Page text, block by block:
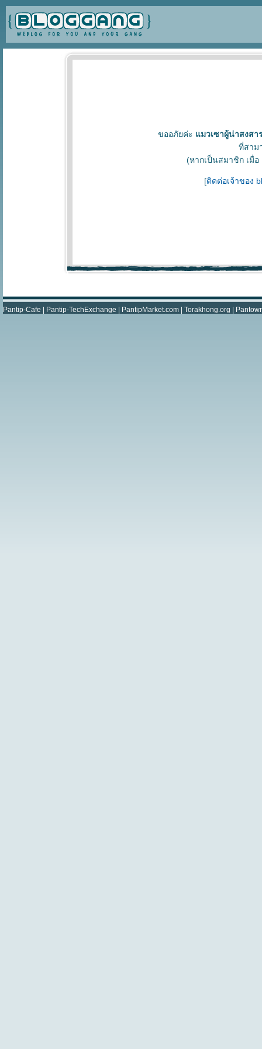
ขออภัยค่ะ แมวเซาผู้น่าสงสา
ที่สาม
(หากเป็นสมาชิก เมื่
[ติดต่อเจ้าของ
Pantip-Cafe Pantip-TechExchange PantipMarket.com Torakhong.org